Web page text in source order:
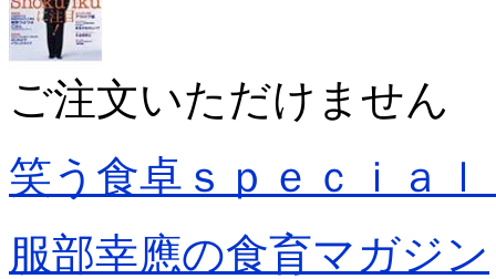
ご注文いただけません
笑う食卓ｓｐｅｃｉａ
服部幸應の食育マガジン